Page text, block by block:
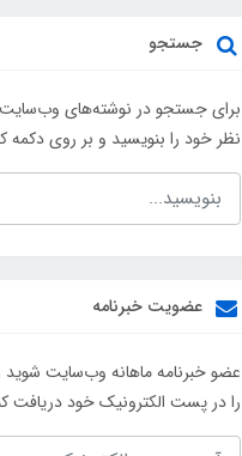
جستجو
برای جستجو در نوشته‌های
نظر خود را بنویسید و بر روی دکمه
عضویت خبرنامه
عضو خبرنامه ماهانه وب‌سایت شوید
را در پست الکترونیک خود دریافت